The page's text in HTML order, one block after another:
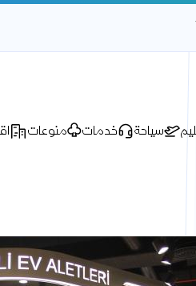
سياحة خدمات منوعات